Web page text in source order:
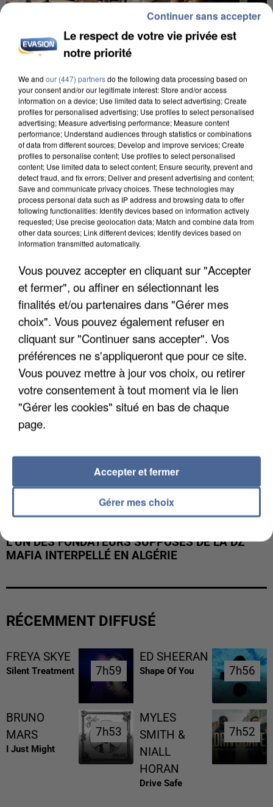
DE SOLIDARITÉ AVEC LES...
APRÈS TOUTES CES CANICULES, LES REFUGES
DE FAUNE SAUVAGE SONT...
L’UN DES FONDATEURS SUPPOSÉS DE LA DZ
MAFIA INTERPELLÉ EN ALGÉRIE
RÉCEMMENT DIFFUSÉ
FREYA SKYE
Silent Treatment 7h59
7h59
ED SHEERAN
Shape Of You 7h56
7h56
BRUNO
MARS
I Just Might
7h53
7h53
MYLES
SMITH &
NIALL
HORAN
Drive Safe
7h52
7h52
Le respect de votre vie privée est
notre priorité
We and our (447) partnersdo the following data processing based on
your consent and/or our legitimate interest: Store and/or access
information on a device; Use limited data to select advertising; Create
profiles for personalised advertising; Use profiles to select personalised
advertising; Measure advertising performance; Measure content
performance; Understand audiences through statistics or combinations
of data from different sources; Develop and improve services; Create
profiles to personalise content; Use profiles to select personalised
content; Use limited data to select content; Ensure security, prevent and
detect fraud, and fix errors; Deliver and present advertising and content;
Save and communicate privacy choices. These technologies may
process personal data such as IP address and browsing data to offer
following functionalities: Identify devices based on information actively
requested; Use precise geolocation data; Match and combine data from
other data sources; Link different devices; Identify devices based on
information transmitted automatically.
Vous pouvez accepter en cliquant sur "Accepter
et fermer", ou affiner en sélectionnant les
finalités et/ou partenaires dans "Gérer mes
choix". Vous pouvez également refuser en
cliquant sur "Continuer sans accepter". Vos
préférences ne s'appliqueront que pour ce site.
Vous pouvez mettre à jour vos choix, ou retirer
votre consentement à tout moment via le lien
"Gérer les cookies" situé en bas de chaque
page.
Gérer mes choix
Accepter et fermer
Continuer sans accepter